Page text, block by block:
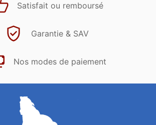
Satisfait ou remboursé
Garantie & SAV
Nos modes de paiement